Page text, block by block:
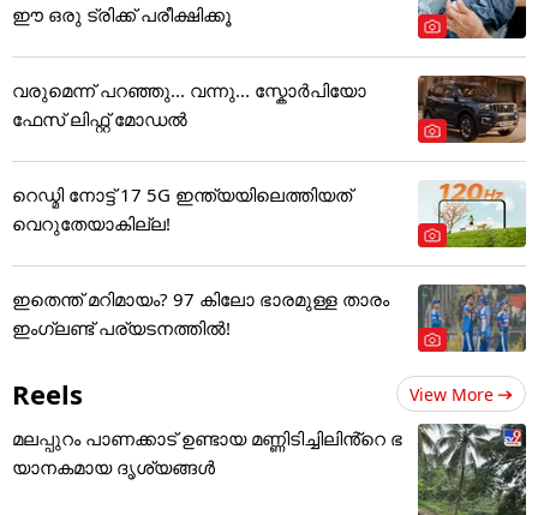
ഈ ഒരു ട്രിക്ക് പരീക്ഷിക്കൂ
വരുമെന്ന് പറഞ്ഞു... വന്നു... സ്കോർപിയോ
ഫേസ് ലിഫ്റ്റ് മോഡൽ
റെഡ്മി നോട്ട് 17 5G ഇന്ത്യയിലെത്തിയത്
വെറുതേയാകില്ല!
ഇതെന്ത് മറിമായം? 97 കിലോ ഭാരമുള്ള താരം
ഇംഗ്ലണ്ട് പര്യടനത്തില്‍!
Reels View More
മലപ്പുറം പാണക്കാട് ഉണ്ടായ മണ്ണിടിച്ചിലിൻ്റെ ഭ
യാനകമായ ദൃശ്യങ്ങൾ